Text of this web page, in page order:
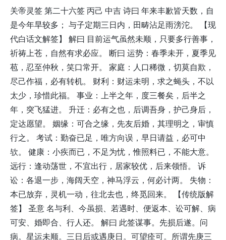
关帝灵签 第二十六签 丙己 中吉 诗曰 年来丰歉皆天数，自
是今年旱较多； 与子定期三日内，田畴沾足雨滂沱。 【现
代白话文解签】 解曰 目前运气虽然未顺，只要多行善事，
祈祷上苍，自然有求必应。 断曰 运势：春季未开，夏季见
苞，忍至仲秋，笑口常开。 家庭：人口稀微，切莫自欺，
尽己作福，必有转机。 财利：财运未明，求之蝇头，不以
太少，珍惜此福。 事业：上半之年，度三餐矣，后半之
年，突飞猛进。 升迁：必有之也，后调吾身，护己身后，
定达愿望。 姻缘：可合之缘，先友后婚，其理明之，审慎
行之。 考试：勤奋已足，唯方向误，早日请益，必可中
欤。 健康：小疾而已，不足为忧，惟照料已，不能大意。
远行：逢动荡世，不宜出行，居家较优，后来领悟。 诉
讼：各退一步，海阔天空，神马浮云，何必计两。 失物：
本已放弃，灵机一动，往北去也，终觅回来。 【传统版解
签】 圣意 名与利、今虽损、若遇时、便返本、讼可解、病
可安、婚即合、行人还。 解曰 此签谋事。先损后遂。问
病。星运未顺。三日后或遇庚日。可望痊可。所谓先庚三